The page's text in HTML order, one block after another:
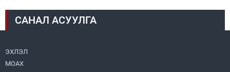
Монголбанк 7 дугаар сард 1,439.2 кг үнэт
САНАЛ АСУУЛГА
ЭХЛЭЛ
МОАХ